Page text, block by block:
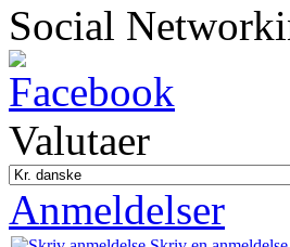
Social
Valutaer
Anmeldelser